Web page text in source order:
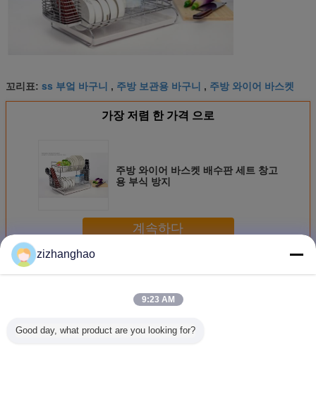
꼬리표: ss 부엌 바구니 , 주방 보관용 바구니 , 주방 와이어 바스켓
가장 저렴 한 가격 으로
주방 와이어 바스켓 배수판 세트 창고
용 부식 방지
계속하다
더 많은 것
zizhanghao
9:23 AM
Good day, what product are you looking for?